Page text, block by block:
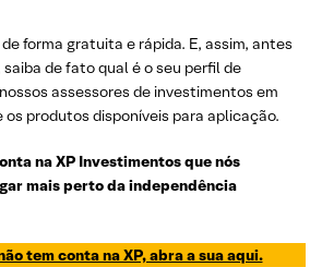
forma gratuita e rápida. E, assim, antes
de fato qual é o seu perfil de
assessores de investimentos em
os produtos disponíveis para aplicação.
na XP Investimentos que nós
mais perto da independência
tem conta na XP, abra a sua aqui.